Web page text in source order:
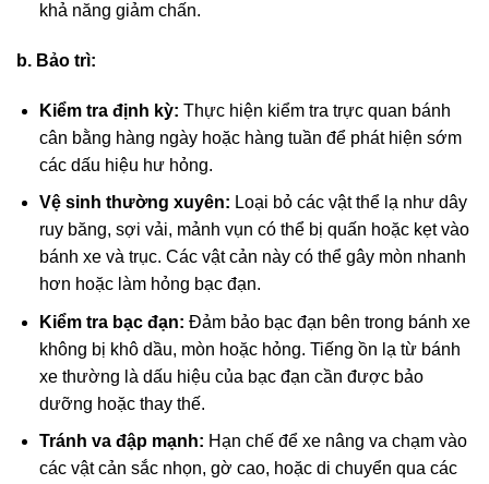
khả năng giảm chấn.
b. Bảo trì:
Kiểm tra định kỳ: Thực hiện kiểm tra trực quan bánh
cân bằng hàng ngày hoặc hàng tuần để phát hiện sớm
các dấu hiệu hư hỏng.
Vệ sinh thường xuyên: Loại bỏ các vật thể lạ như dây
ruy băng, sợi vải, mảnh vụn có thể bị quấn hoặc kẹt vào
bánh xe và trục. Các vật cản này có thể gây mòn nhanh
hơn hoặc làm hỏng bạc đạn.
Kiểm tra bạc đạn: Đảm bảo bạc đạn bên trong bánh xe
không bị khô dầu, mòn hoặc hỏng. Tiếng ồn lạ từ bánh
xe thường là dấu hiệu của bạc đạn cần được bảo
dưỡng hoặc thay thế.
Tránh va đập mạnh: Hạn chế để xe nâng va chạm vào
các vật cản sắc nhọn, gờ cao, hoặc di chuyển qua các